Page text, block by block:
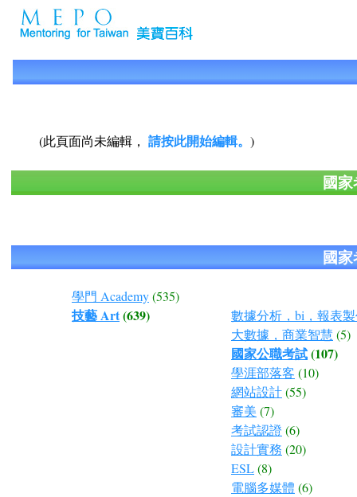
(此頁面尚未編輯， 請按此開始編輯。 )
國
國
學門 Academy(535)
技藝 Art(639)
數據分析，bi，報表
大數據，商業智慧 (5)
國家公職考試(107)
學涯部落客 (10)
網站設計(55)
審美 (7)
考試認證 (6)
設計實務 (20)
ESL(8)
電腦多媒體 (6)